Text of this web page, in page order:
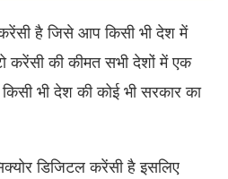
है जिसे आप किसी भी देश में
करेंसी की कीमत सभी देशों में एक
भी देश की कोई भी सरकार का
डिजिटल करेंसी है इसलिए